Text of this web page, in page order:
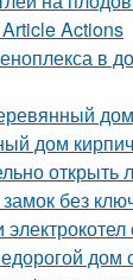
Article Actions
в
дом
открыть
без